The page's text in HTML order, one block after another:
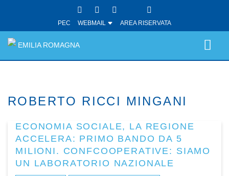
PEC WEBMAIL AREA RISERVATA
EMILIA ROMAGNA
ROBERTO RICCI MINGANI
ECONOMIA SOCIALE, LA REGIONE
ACCELERA: PRIMO BANDO DA 5
MILIONI. CONFCOOPERATIVE: SIAMO
UN LABORATORIO NAZIONALE